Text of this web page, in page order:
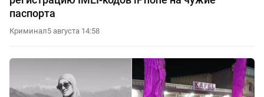
паспорта
Криминал5 августа 14:58